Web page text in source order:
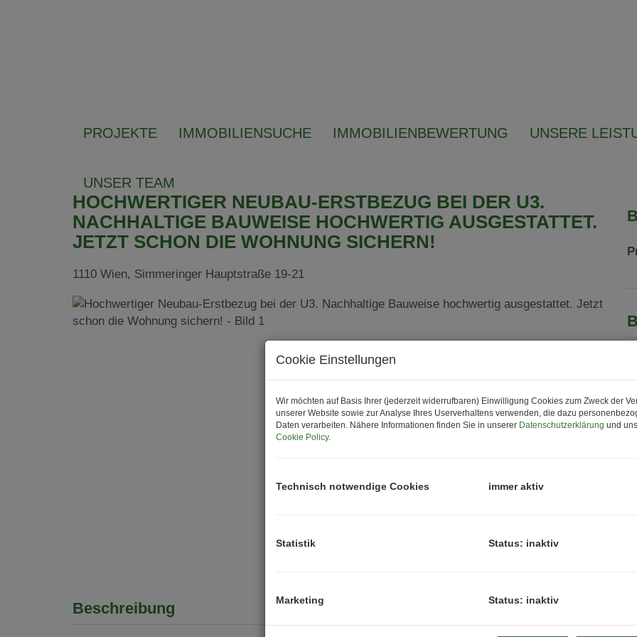
PROJEKTE IMMOBILIENSUCHE IMMOBILIENBEWERTUNG UNSERE
UNSER TEAM
HOCHWERTIGER NEUBAU-ERSTBEZUG BEI DER U3.
NACHHALTIGE BAUWEISE HOCHWERTIG AUSGESTATTET.
JETZT SCHON DIE WOHNUNG SICHERN!
1110 Wien, Simmeringer Hauptstraße 19-21
Beschreibung
Cookie Einstellungen
Wir möchten auf Basis Ihrer (jederzeit widerrufbaren) Einwilligung Cookies zum Zweck der
unserer Website sowie zur Analyse Ihres Userverhaltens verwenden, die dazu
Daten verarbeiten. Nähere Informationen finden Sie in unserer Datenschutzerklärung und
Cookie Policy.
Technisch notwendige Cookies immer aktiv
Statistik Status: inaktiv
Marketing Status: inaktiv